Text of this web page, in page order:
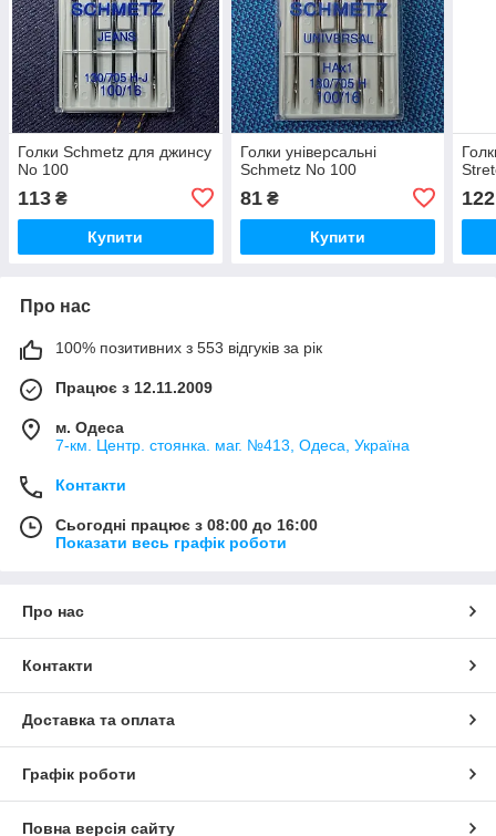
Голки Schmetz для джинсу
No 100
113 ₴
Купити
Голки універсальні
Schmetz No 100
81₴
Купити
122
Про нас
100% позитивних з 553 відгуків за рік
Працює з 12.11.2009
м. Одеса
7-км. Центр. стоянка. маг. №413, Одеса, Україна
Контакти
Сьогодні працює з 08:00 до 16:00
Показати весь графік роботи
Про нас
Контакти
Доставка та оплата
Графік роботи
Повна версія сайту